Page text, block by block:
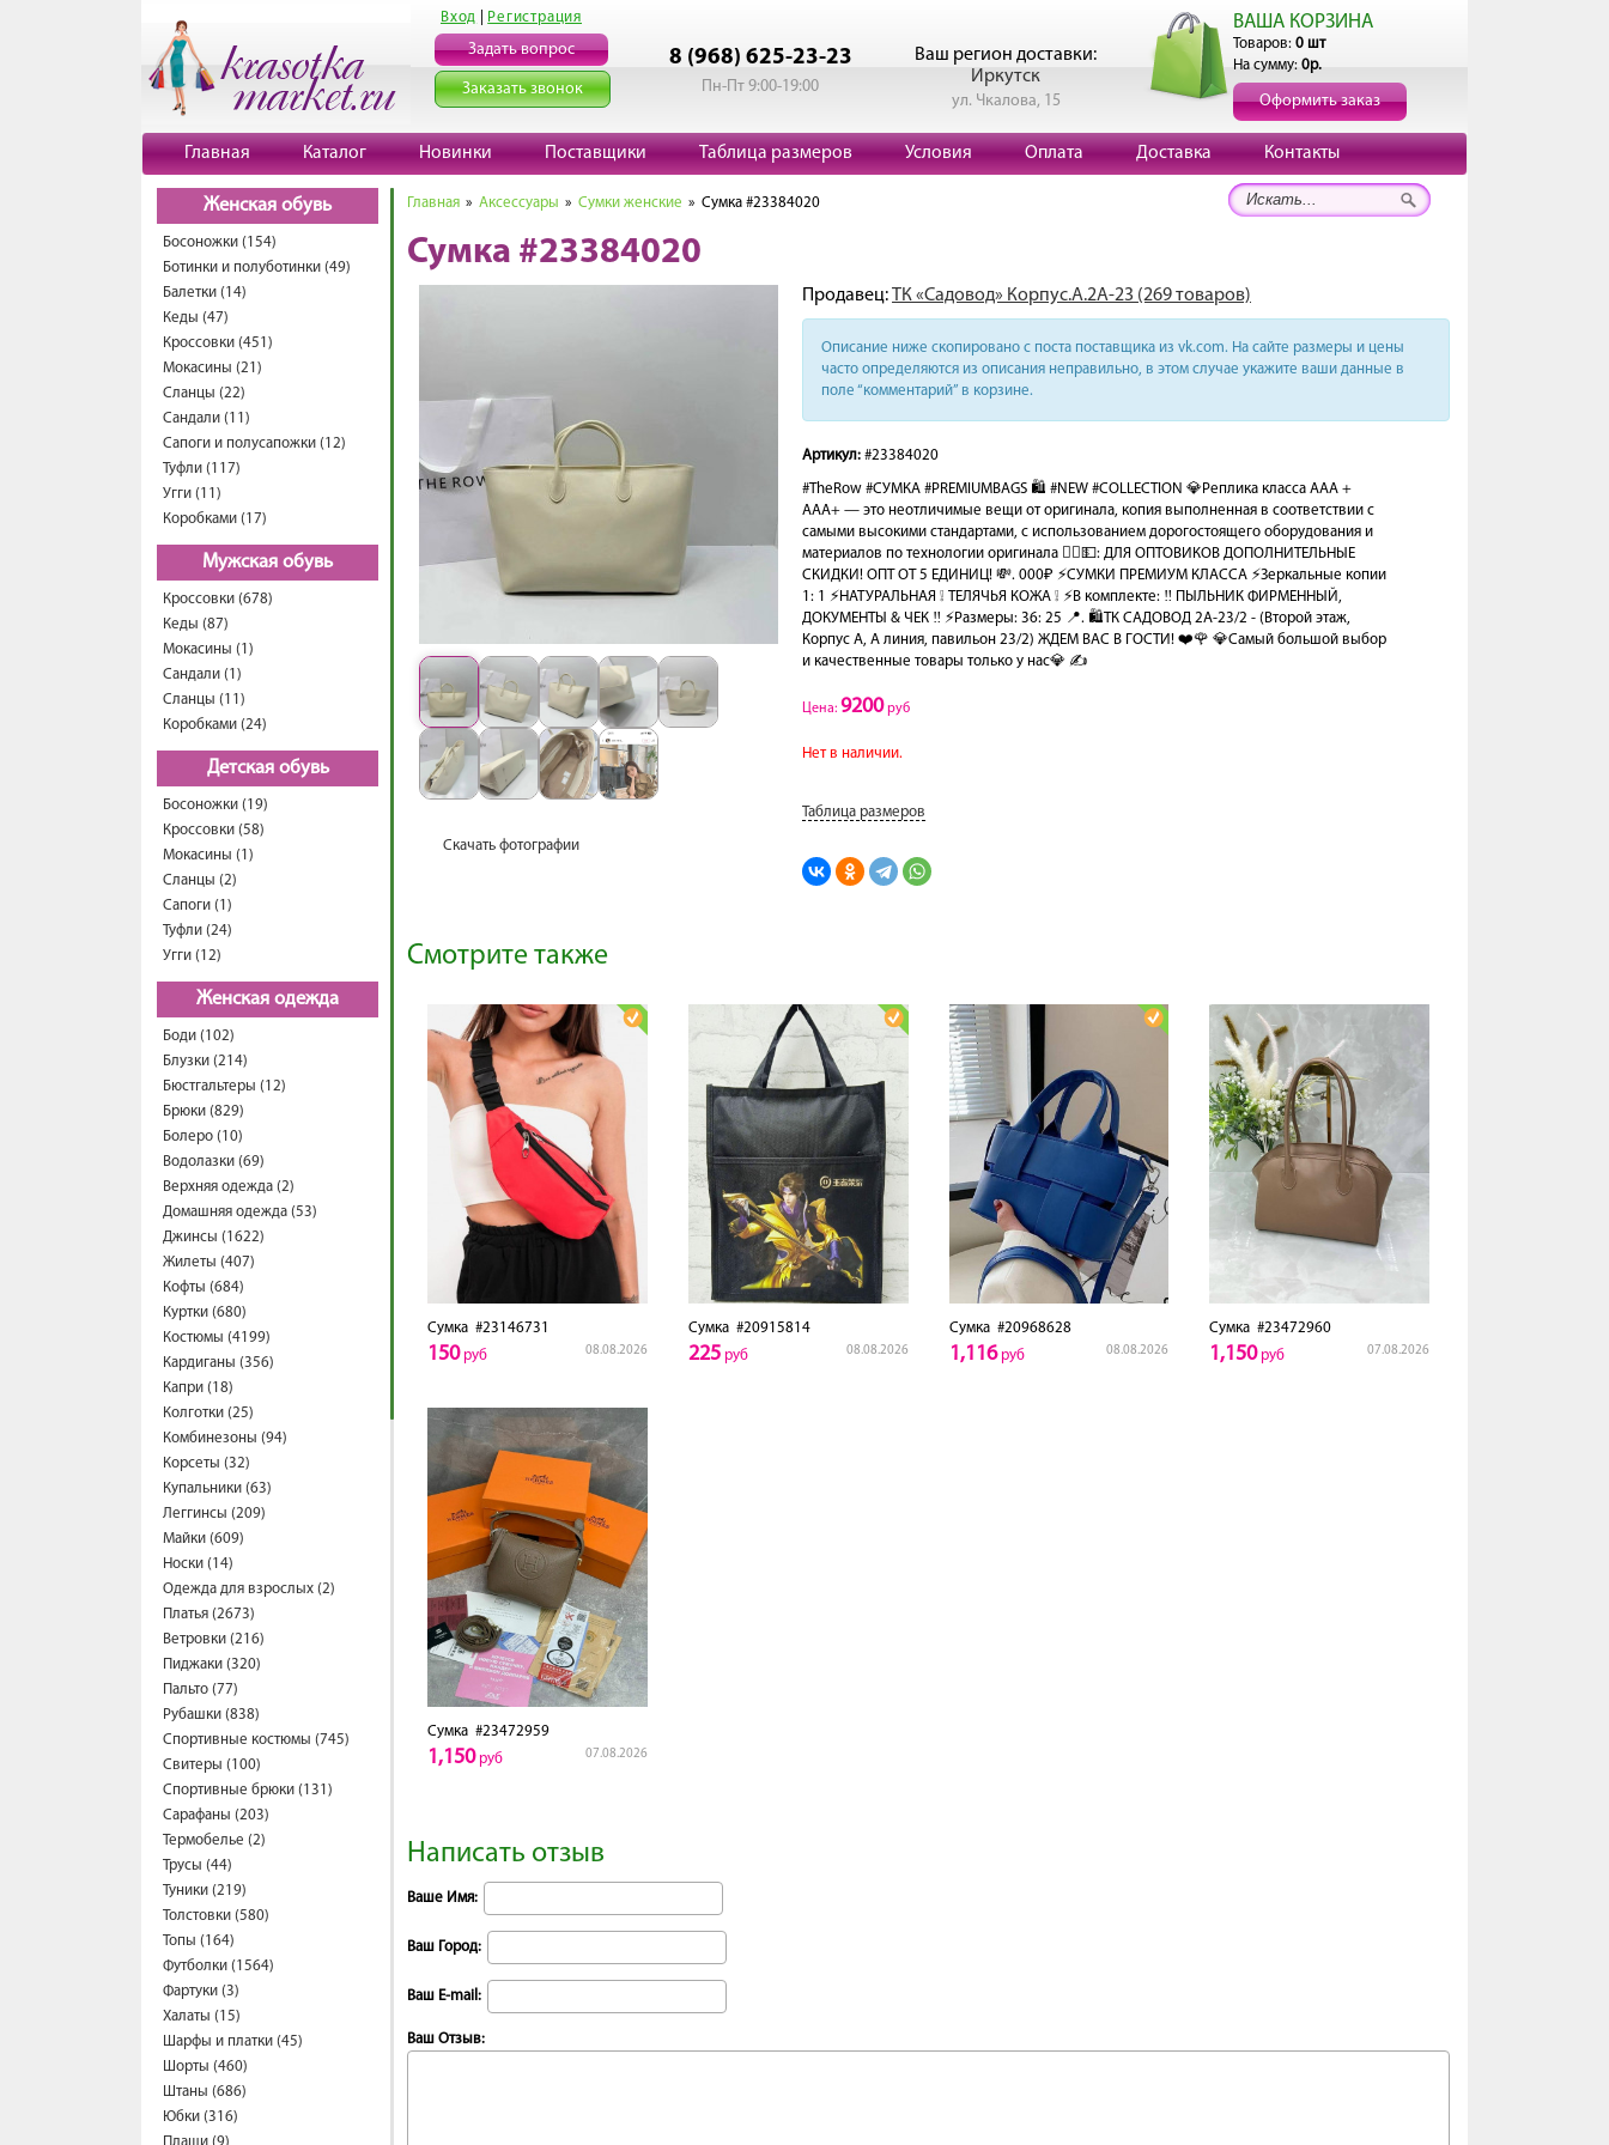
Вход Регистрация
Задать вопрос
Заказать звонок
8 (968) 625-23-23
Пн-Пт 9:00-19:00
Ваш регион доставки:
Иркутск
ул. Чкалова, 15
ВАША КОРЗИНА
Товаров: 0 шт
На сумму: 0р.
Оформить заказ
Главная Каталог Новинки Поставщики Таблица размеров Условия Оплата Доставка Контакты
Женская обувь
Босоножки (154)
Ботинки и полуботинки (49)
Балетки (14)
Кеды (47)
Кроссовки (451)
Мокасины (21)
Сланцы (22)
Сандали (11)
Сапоги и полусапожки (12)
Туфли (117)
Угги (11)
Коробками (17)
Мужская обувь
Кроссовки (678)
Кеды (87)
Мокасины (1)
Сандали (1)
Сланцы (11)
Коробками (24)
Детская обувь
Босоножки (19)
Кроссовки (58)
Мокасины (1)
Сланцы (2)
Сапоги (1)
Туфли (24)
Угги (12)
Женская одежда
Боди (102)
Блузки (214)
Бюстгальтеры (12)
Брюки (829)
Болеро (10)
Водолазки (69)
Верхняя одежда (2)
Домашняя одежда (53)
Джинсы (1622)
Жилеты (407)
Кофты (684)
Куртки (680)
Костюмы (4199)
Кардиганы (356)
Капри (18)
Колготки (25)
Комбинезоны (94)
Корсеты (32)
Купальники (63)
Леггинсы (209)
Майки (609)
Носки (14)
Одежда для взрослых (2)
Платья (2673)
Ветровки (216)
Пиджаки (320)
Пальто (77)
Рубашки (838)
Спортивные костюмы (745)
Свитеры (100)
Спортивные брюки (131)
Сарафаны (203)
Термобелье (2)
Трусы (44)
Туники (219)
Толстовки (580)
Топы (164)
Футболки (1564)
Фартуки (3)
Халаты (15)
Шарфы и платки (45)
Шорты (460)
Штаны (686)
Юбки (316)
Главная » Аксессуары » Сумки женские » Сумка #23384020
Сумка #23384020
Скачать фотографии
Продавец:ТК «Садовод» Корпус.А.2А-23 (269 товаров)
Описание ниже скопировано с поста поставщика из vk.com. На сайте размеры и цены
часто определяются из описания неправильно, в этом случае укажите ваши данные в
поле “комментарий” в корзине.
Артикул: #23384020
#TheRow #СУМКА #PREMIUMBAGS 🛍️ #NEW #COLLECTION 💎Реплика класса AAA +
ААА+ — это неотличимые вещи от оригинала, копия выполненная в соответствии с
самыми высокими стандартами, с использованием дорогостоящего оборудования и
материалов по технологии оригинала 🙋‍♂️💵: ДЛЯ ОПТОВИКОВ ДОПОЛНИТЕЛЬНЫЕ
СКИДКИ! ОПТ ОТ 5 ЕДИНИЦ! 💸. 000₽ ⚡️СУМКИ ПРЕМИУМ КЛАССА ⚡️Зеркальные копии
1: 1 ⚡️НАТУРАЛЬНАЯ ❕ ТЕЛЯЧЬЯ КОЖА ❕ ⚡️В комплекте: ‼️ ПЫЛЬНИК ФИРМЕННЫЙ,
ДОКУМЕНТЫ & ЧЕК ‼️ ⚡️Размеры: 36: 25 📍. 🛍️ТК САДОВОД 2А-23/2 - (Второй этаж,
Корпус А, А линия, павильон 23/2) ЖДЕМ ВАС В ГОСТИ! ❤️🌹 💎Самый большой выбор
и качественные товары только у нас💎 ✍️
Цена: 9200руб
Нет в наличии.
Таблица размеров
Смотрите также
Сумка #23146731
08.08.2026
150руб
Сумка#20915814
08.08.2026
225руб
Сумка#20968628
08.08.2026
1,116руб
Сумка #23472960
07.08.2026
1,150руб
Сумка #23472959
07.08.2026
1,150руб
Написать отзыв
Ваше Имя:
Ваш Город:
Ваш E-mail:
Ваш Отзыв: